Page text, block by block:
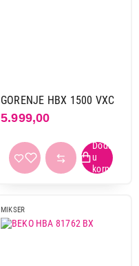
GORENJE HBX 1500 VXC
5.999,00
MIKSER